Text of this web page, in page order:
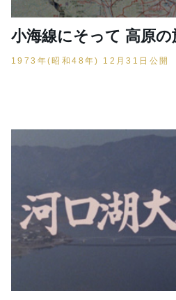
小海線にそって 高原の
1973年(昭和48年) 12月31日公開